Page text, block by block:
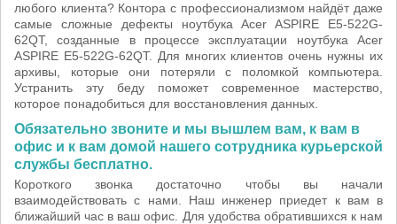
любого клиента? Контора с профессионализмом найдёт даже
самые сложные дефекты ноутбука Acer ASPIRE E5-522G-
62QT, созданные в процессе эксплуатации ноутбука Acer
ASPIRE E5-522G-62QT. Для многих клиентов очень нужны их
архивы, которые они потеряли с поломкой компьютера.
Устранить эту беду поможет современное мастерство,
которое понадобиться для восстановления данных.
Обязательно звоните и мы вышлем вам, к вам в
офис и к вам домой нашего сотрудника курьерской
службы бесплатно.
Короткого звонка достаточно чтобы вы начали
взаимодействовать с нами. Наш инженер приедет к вам в
ближайший час в ваш офис. Для удобства обратившихся к нам